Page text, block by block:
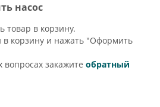
насос
товар в корзину.
в корзину и нажать "Оформить
закажите обратный